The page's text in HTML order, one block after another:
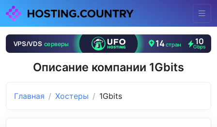
Описание компании 1Gbits
Главная Хостеры 1Gbits